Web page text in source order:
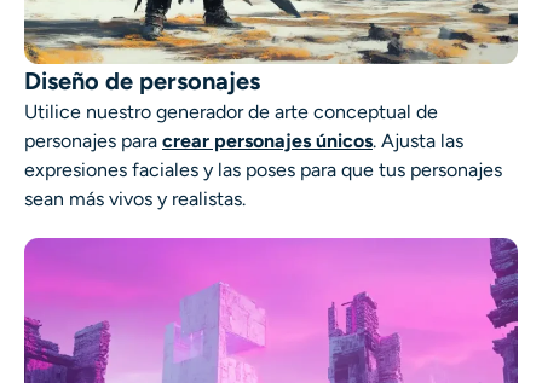
Diseño de personajes
Utilice nuestro generador de arte conceptual de
personajes para crear personajes únicos. Ajusta las
expresiones faciales y las poses para que tus personajes
sean más vivos y realistas.